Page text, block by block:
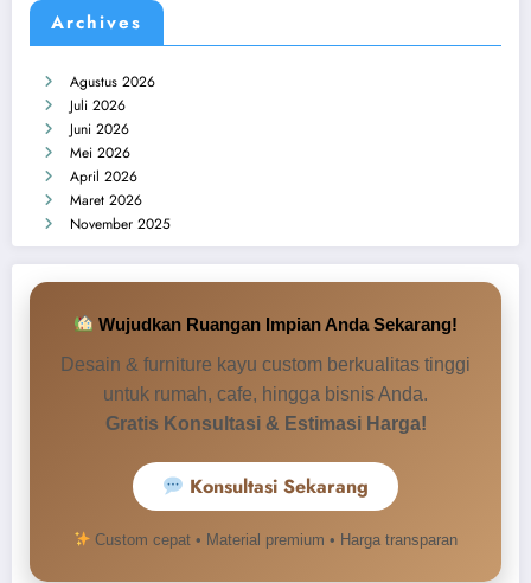
Archives
Agustus 2026
Juli 2026
Juni 2026
Mei 2026
April 2026
Maret 2026
November 2025
Wujudkan Ruangan Impian Anda Sekarang!
Desain & furniture kayu custom berkualitas tinggi
untuk rumah, cafe, hingga bisnis Anda.
Gratis Konsultasi & Estimasi Harga!
Konsultasi Sekarang
Custom cepat • Material premium • Harga transparan
Hubungi Customer Service